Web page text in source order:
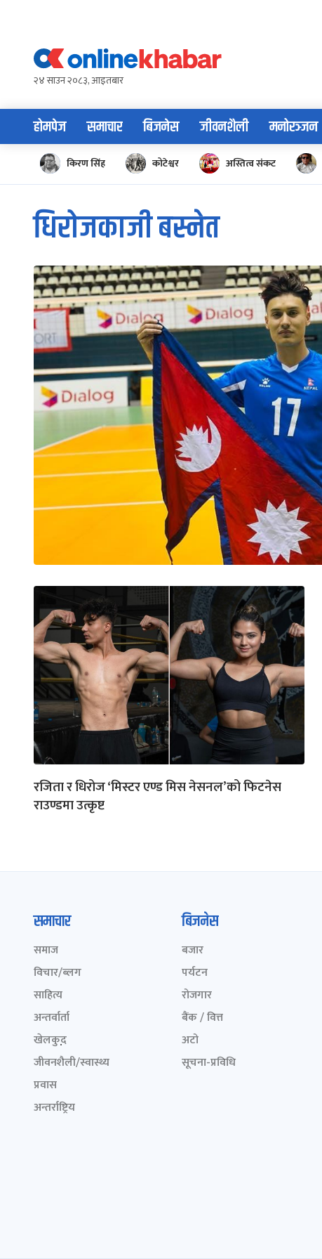
content२४ साउन २०८३, आइतबार
होमपेज समाचार बिजनेस जीवनशैली मनोरञ्जन
किरण सिंह कोटेश्वर अस्तित्व संकट
धिरोजकाजी बस्नेत
रजिता र धिरोज ‘मिस्टर एण्ड मिस नेसनल’को फिटनेस
राउण्डमा उत्कृष्ट
समाचार
समाज
विचार/ब्लग
साहित्य
अन्तर्वार्ता
खेलकुद़़
जीवनशैली/स्वास्थ्य
प्रवास
अन्तर्राष्ट्रिय
बिजनेस
बजार
पर्यटन
रोजगार
बैंक / वित्त
अटो
सूचना-प्रविधि